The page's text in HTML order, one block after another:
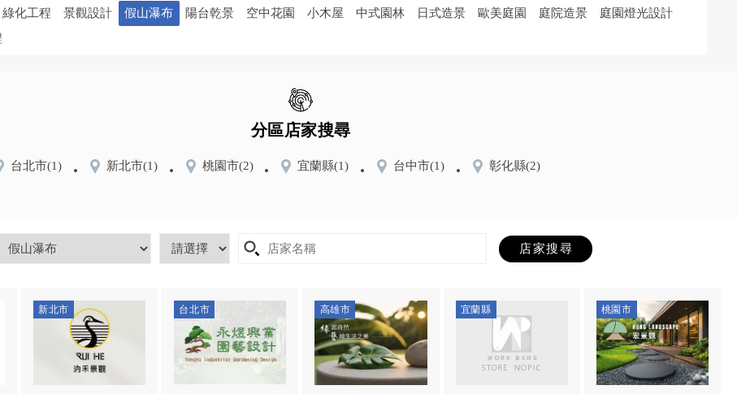
綠化工程 景觀設計 假山瀑布 陽台乾景 空中花園 小木屋 中式園林 日式造景 歐美庭園 庭院造景
庭園燈光設計
分區店家搜尋
台北市(1) 新北市(1) 桃園市(2) 宜蘭縣(1) 台中市(1) 彰化縣(2)
新北市 台北市 高雄市 宜蘭縣 桃園市